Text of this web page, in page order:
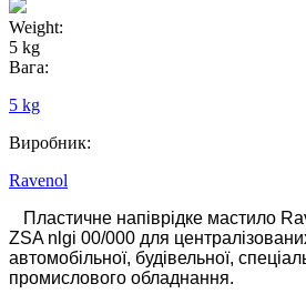
Weight:
5 kg
Вага:
5 kg
Виробник:
Ravenol
Пластичне напіврідке мастило
ZSA nlgi 00/000 для
автомобільної, будівельної,
промислового обладнання.